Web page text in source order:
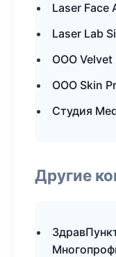
Laser
Laser Lab
ООО
ООО Skin
Студия
Другие